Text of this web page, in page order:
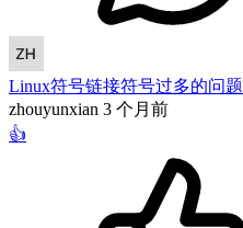
Linux符号链接符号过多的问题
zhouyunxian 3 个月前
👍